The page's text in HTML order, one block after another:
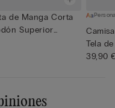
de Manga Corta
Superior
Tela
39,90